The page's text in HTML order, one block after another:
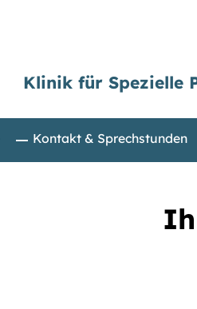
Klinik für Spezielle
Kontakt & Sprechstunden